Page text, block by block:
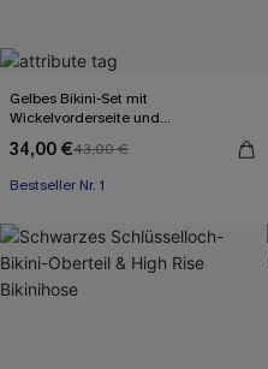
Gelbes Bikini-Set mit
Wickelvorderseite und
34,00 €43,00 €
Bestseller Nr. 1